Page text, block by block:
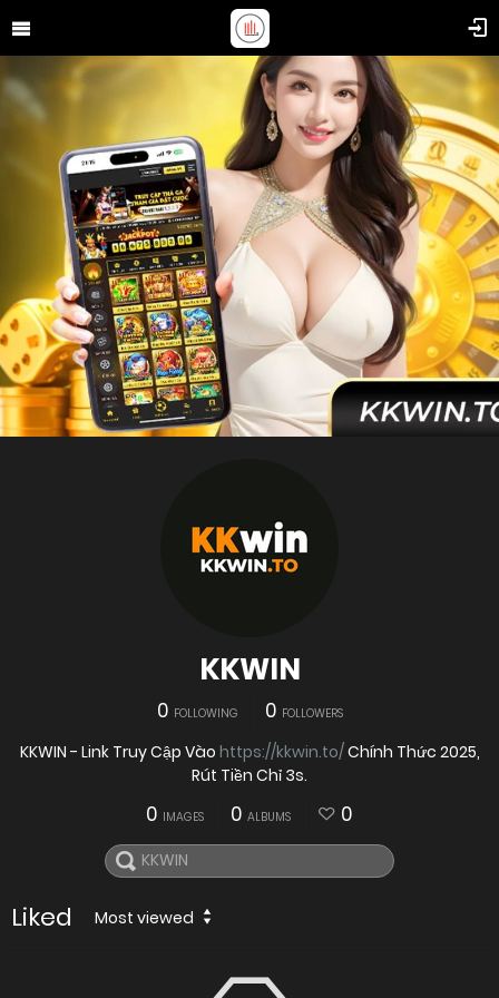
KKWIN
0 FOLLOWING 0 FOLLOWERS
KKWIN - Link Truy Cập Vào https://kkwin.to/Chính Thức 2025,
Rút Tiền Chỉ 3s.
0 IMAGES 0 ALBUMS 0
Liked Most viewed